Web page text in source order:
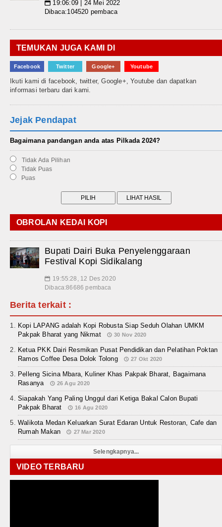
📅 19:06:09 | 24 Mei 2022
Dibaca:104520 pembaca
TEMUKAN JUGA KAMI DI
Facebook Twitter Google+ Youtube
Ikuti kami di facebook, twitter, Google+, Youtube dan dapatkan
informasi terbaru dari kami.
Jejak Pendapat
Bagaimana pandangan anda atas Pilkada 2024?
Tidak Ada Pilihan
Tidak Puas
Puas
OBROLAN KEDAI KOPI
Bupati Dairi Buka Penyelenggaraan
Festival Kopi Sidikalang
📅 19:55:28, 12 Des 2020
Dibaca:86686 pembaca
Berita terkait :
Kopi LAPANG adalah Kopi Robusta Siap Seduh Olahan UMKM
Pakpak Bharat yang Nikmat
30 Nov 2020
Ketua PKK Dairi Resmikan Pusat Pendidikan dan Pelatihan Poktan
Ramos Coffee Desa Dolok Tolong
27 Okt 2020
Pelleng Sicina Mbara, Kuliner Khas Pakpak Bharat, Bagaimana
Rasanya
26 Agu 2020
Siapakah Yang Paling Unggul dari Ketiga Bakal Calon Bupati
Pakpak Bharat
16 Agu 2020
Walikota Medan Keluarkan Surat Edaran Untuk Restoran, Cafe dan
Rumah Makan
27 Mar 2020
Selengkapnya...
VIDEO TERBARU